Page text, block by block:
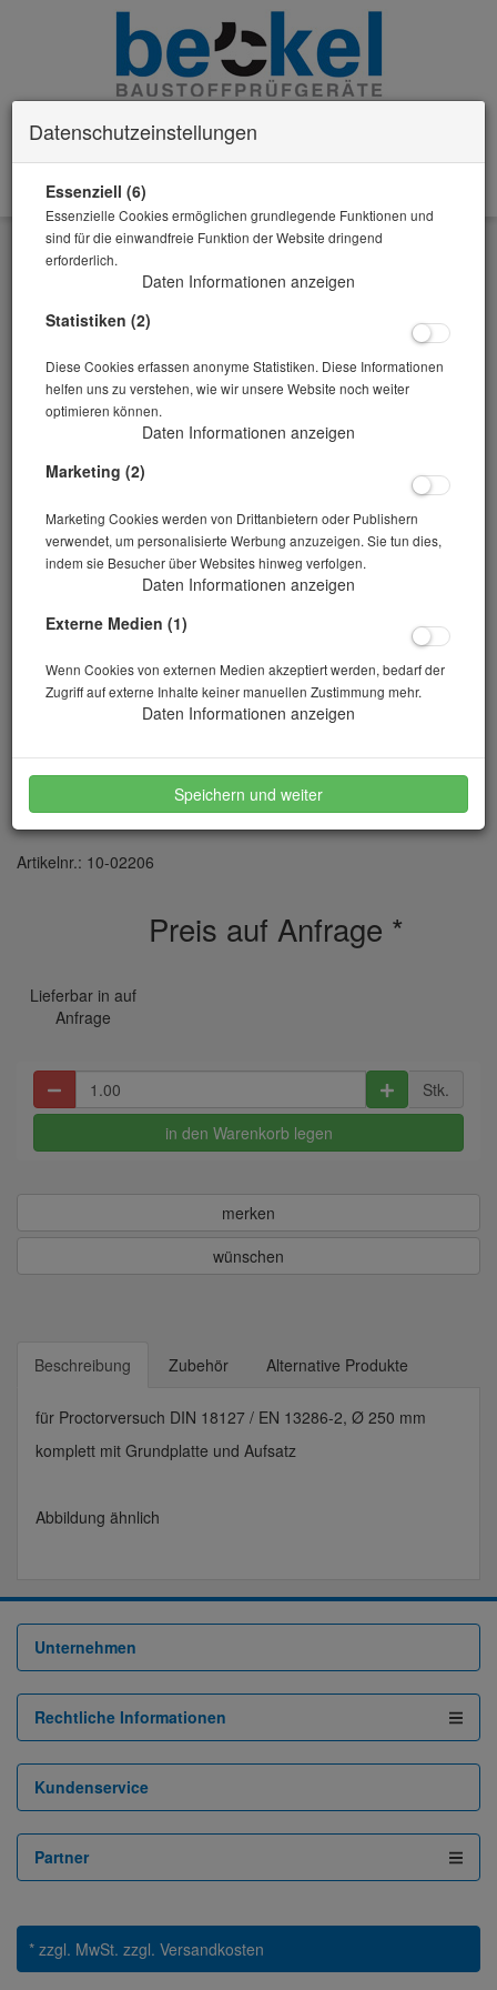
Zurück
Alle Artikel zeigen aus: Proctorversuche / Zubehör
Proctortopf Ø 250 mm DIN 18127 / EN 13286-2
Höhe 200
Artikelnr.: 10-02206
Preis auf Anfrage *
Lieferbar in auf
Anfrage
Stk.
in den Warenkorb legen
merken
wünschen
Beschreibung Zubehör Alternative Produkte
für Proctorversuch DIN 18127 / EN 13286-2, Ø 250 mm
komplett mit Grundplatte und Aufsatz
Abbildung ähnlich
Unternehmen
Rechtliche Informationen
Kundenservice
Partner
* zzgl. MwSt. zzgl. Versandkosten
Datenschutzeinstellungen
Essenziell (6)
Essenzielle Cookies ermöglichen grundlegende Funktionen und
sind für die einwandfreie Funktion der Website dringend
erforderlich.
Daten Informationen anzeigen
Statistiken (2)
Diese Cookies erfassen anonyme Statistiken. Diese Informationen
helfen uns zu verstehen, wie wir unsere Website noch weiter
optimieren können.
Daten Informationen anzeigen
Marketing (2)
Marketing Cookies werden von Drittanbietern oder Publishern
verwendet, um personalisierte Werbung anzuzeigen. Sie tun dies,
indem sie Besucher über Websites hinweg verfolgen.
Daten Informationen anzeigen
Externe Medien (1)
Wenn Cookies von externen Medien akzeptiert werden, bedarf der
Zugriff auf externe Inhalte keiner manuellen Zustimmung mehr.
Daten Informationen anzeigen
Speichern und weiter